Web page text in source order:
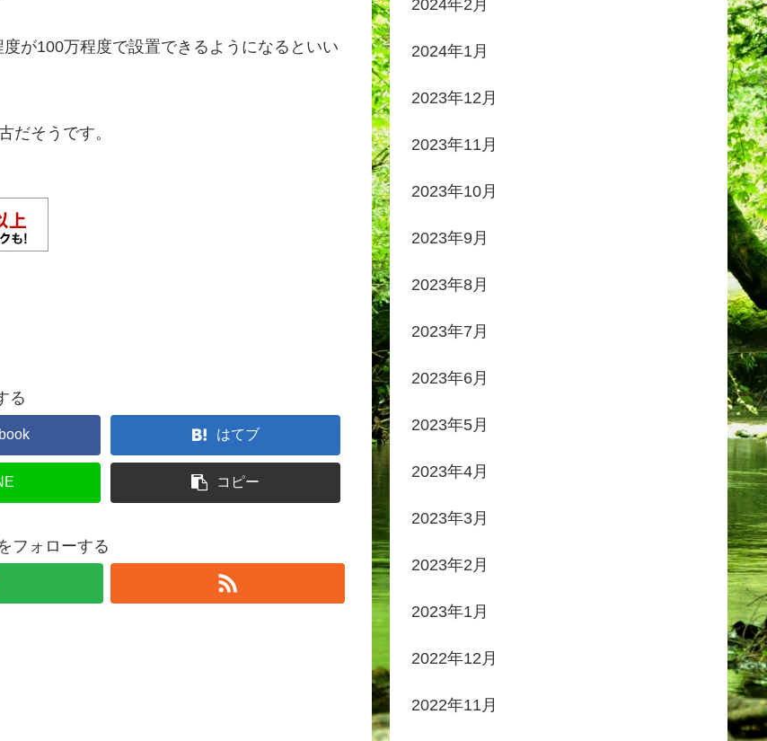
が100万程度で設置できるようになるといい
だそうです。
る
はてブ
コピー
フォローする
2024年2月
2024年1月
2023年12月
2023年11月
2023年10月
2023年9月
2023年8月
2023年7月
2023年6月
2023年5月
2023年4月
2023年3月
2023年2月
2023年1月
2022年12月
2022年11月